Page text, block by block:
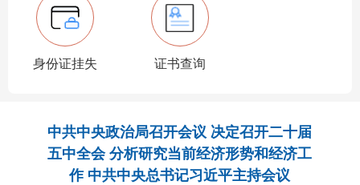
身份证挂失 证书查询
中共中央政治局召开会议 决定召开二十届
五中全会 分析研究当前经济形势和经济工
作 中共中央总书记习近平主持会议